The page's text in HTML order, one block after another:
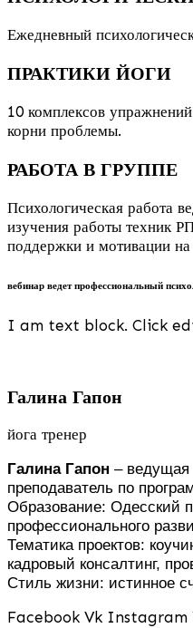
Ежедневный
ПРАКТИКИ ЙОГИ
10 комплексов
корни проблемы.
РАБОТА В ГРУППЕ
Психологическая работа
изучения работы техник
поддержки и мотивации
вебинар ведет профессиональный
I am text block. Click
Галина Гапон
йога тренер
Галина Гапон – ведущая
преподаватель по
Образование: Одесский
профессионального
Тематика проектов:
кадровый консалтинг,
Стиль жизни: истинное
Facebook Vk Instagram